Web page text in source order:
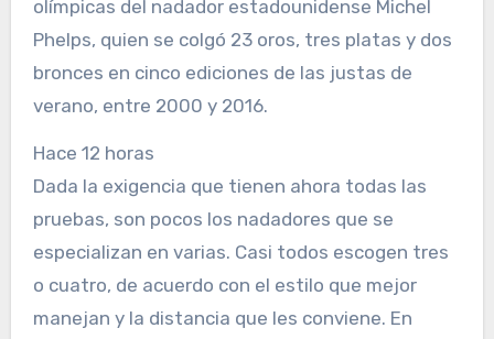
olímpicas del nadador estadounidense Michel
Phelps, quien se colgó 23 oros, tres platas y dos
bronces en cinco ediciones de las justas de
verano, entre 2000 y 2016.
Hace 12 horas
Dada la exigencia que tienen ahora todas las
pruebas, son pocos los nadadores que se
especializan en varias. Casi todos escogen tres
o cuatro, de acuerdo con el estilo que mejor
manejan y la distancia que les conviene. En